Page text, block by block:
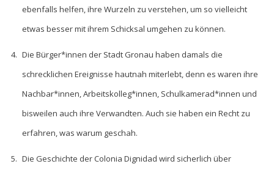
ebenfalls helfen, ihre Wurzeln zu verstehen, um so vielleicht
etwas besser mit ihrem Schicksal umgehen zu können.
Die Bürger*innen der Stadt Gronau haben damals die
schrecklichen Ereignisse hautnah miterlebt, denn es waren ihre
Nachbar*innen, Arbeitskolleg*innen, Schulkamerad*innen und
bisweilen auch ihre Verwandten. Auch sie haben ein Recht zu
erfahren, was warum geschah.
Die Geschichte der Colonia Dignidad wird sicherlich über